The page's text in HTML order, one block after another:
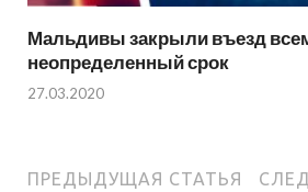
Мальдивы закрыли въезд
неопределенный срок
27.03.2020
ПРЕДЫДУЩАЯ СТАТЬЯ